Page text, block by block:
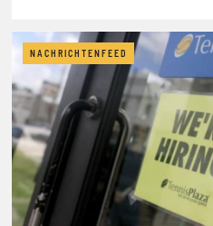
NACHRICHTENFEED